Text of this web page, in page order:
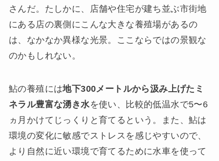
さんだ。たしかに、店舗や住宅が建ち並ぶ市街地
にある店の裏側にこんな大きな養殖場があるの
は、なかなか異様な光景。ここならではの景観な
のかもしれない。
鮎の養殖には地下300メートルから汲み上げたミ
ネラル豊富な湧き水を使い、比較的低温水で5〜6
ヵ月かけてじっくりと育てるという。また、鮎は
環境の変化に敏感でストレスを感じやすいので、
より自然に近い環境で育てるために水車を使って